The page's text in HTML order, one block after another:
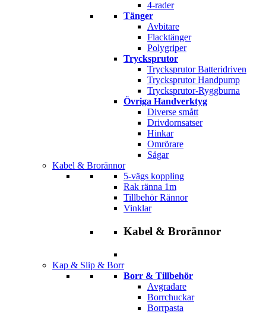
4-rader
Tänger
Avbitare
Flacktänger
Polygriper
Trycksprutor
Trycksprutor Batteridriven
Trycksprutor Handpump
Trycksprutor-Ryggburna
Övriga Handverktyg
Diverse smått
Drivdornsatser
Hinkar
Omrörare
Sågar
Kabel & Brorännor
5-vägs koppling
Rak ränna 1m
Tillbehör Rännor
Vinklar
Kabel & Brorännor
Kap & Slip & Borr
Borr & Tillbehör
Avgradare
Borrchuckar
Borrpasta